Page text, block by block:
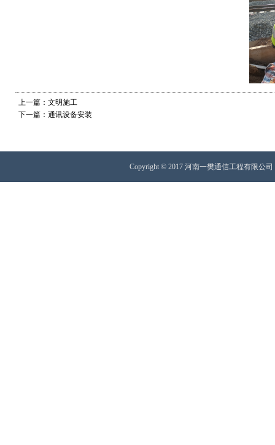
上一篇：文明施工
下一篇：通讯设备安装
Copyright © 2017 河南一樊通信工程有限公